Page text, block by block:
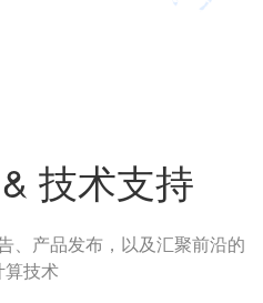
技术支持
、产品发布，以及汇聚前沿的
算技术